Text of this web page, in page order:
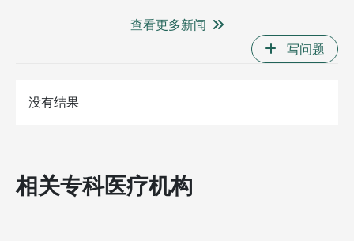
查看更多新闻
医
写问题
没有结果
相关专科医疗机构